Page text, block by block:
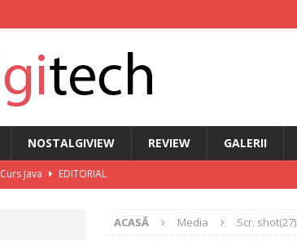
NOSTALGIVIEW REVIEW GALERII
Curs Java
EDITORIAL
Reîncarnare Nokia Asha sub forma lui HMD Touch 4G
ȘTIRI
ACASĂ Media Scr. shot(27)